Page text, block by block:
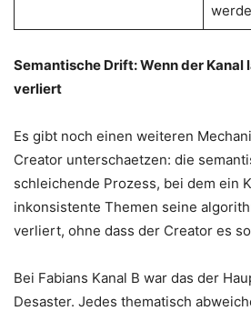
Semantische Drift: Wenn der Kanal
verliert
Es gibt noch einen weiteren
Creator unterschaetzen: die
schleichende Prozess, bei dem ein
inkonsistente Themen seine
verliert, ohne dass der Creator es
Bei Fabians Kanal B war das der
Desaster. Jedes thematisch